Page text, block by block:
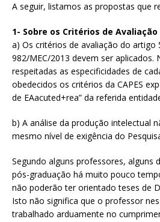
A seguir, listamos as propostas que
1- Sobre os Critérios de Avaliação
a) Os critérios de avaliação do artigo
982/MEC/2013 devem ser aplicados.
respeitadas as especificidades de
obedecidos os critérios da CAPES
de EAacuted+rea” da referida
b) A análise da produção intelectual
mesmo nível de exigência do
Segundo alguns professores, alguns
pós-graduação há muito pouco
não poderão ter orientado teses de
Isto não significa que o professor
trabalhado arduamente no